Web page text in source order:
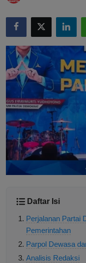
Daftar Isi
Perjalanan Partai
Pemerintahan
Parpol Dewasa
Analisis Redaksi